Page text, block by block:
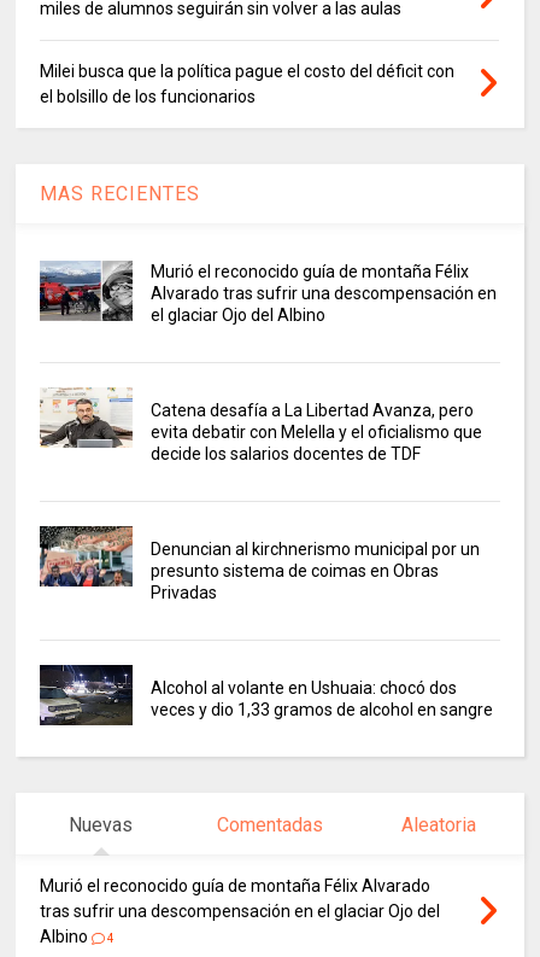
miles de alumnos seguirán sin volver a las aulas
Milei busca que la política pague el costo del déficit con
el bolsillo de los funcionarios
MAS RECIENTES
Murió el reconocido guía de montaña Félix
Alvarado tras sufrir una descompensación en
el glaciar Ojo del Albino
Catena desafía a La Libertad Avanza, pero
evita debatir con Melella y el oficialismo que
decide los salarios docentes de TDF
Denuncian al kirchnerismo municipal por un
presunto sistema de coimas en Obras
Privadas
Alcohol al volante en Ushuaia: chocó dos
veces y dio 1,33 gramos de alcohol en sangre
Nuevas Comentadas Aleatoria
Murió el reconocido guía de montaña Félix Alvarado
tras sufrir una descompensación en el glaciar Ojo del
Albino
4